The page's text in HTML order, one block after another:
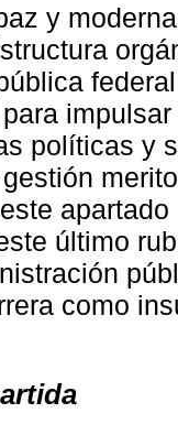
y
políticas y
último
como